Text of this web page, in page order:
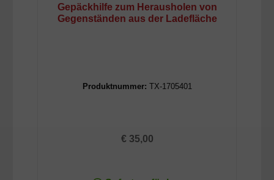
Gepäckhilfe zum Herausholen von
Gegenständen aus der Ladefläche
Produktnummer: TX-1705401
Regulärer Preis:
€ 35,00